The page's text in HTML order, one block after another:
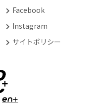
Facebook
Instagram
サイトポリシー